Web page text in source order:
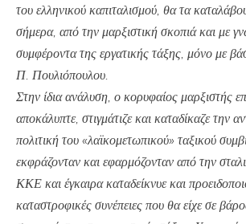
του ελληνικού καπιταλισμού, θα τα
σήμερα, από την μαρξιστική σκοπιά και με
συμφέροντα της εργατικής τάξης, μόνο με
Π. Πουλιόπουλου.
Στην ίδια ανάλυση, ο κορυφαίος μαρξιστής
αποκάλυπτε, στιγμάτιζε και καταδίκαζε την
πολιτική του «λαϊκομετωπικού» ταξικού
εκφράζονταν και εφαρμόζονταν από την
ΚΚΕ και έγκαιρα καταδείκνυε και
καταστροφικές συνέπειες που θα είχε σε